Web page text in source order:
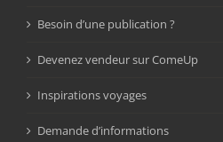
Besoin d’une publication ?
Devenez vendeur sur ComeUp
Inspirations voyages
Demande d’informations